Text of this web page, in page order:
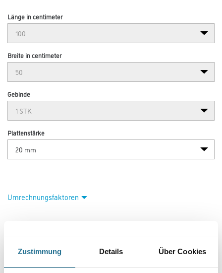
Zustimmung Details Über Cookies
Länge in centimeter
Breite in centimeter
Gebinde
Plattenstärke
Umrechnungsfaktoren